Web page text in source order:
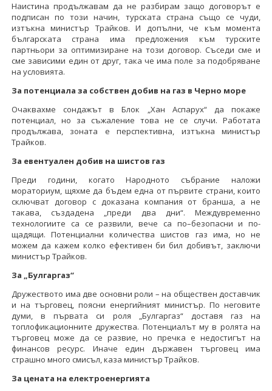
Наистина продължавам да не разбирам защо договорът е
подписан по този начин, турската страна също се чуди,
изтъкна министър Трайков. И допълни, че към момента
българската страна има предложения към турските
партньори за оптимизиране на този договор. Съседи сме и
сме зависими един от друг, така че има поле за подобряване
на условията.
За потенциала за собствен добив на газ в Черно море
Очаквахме сондажът в Блок „Хан Аспарух“ да покаже
потенциал, но за съжаление това не се случи. Работата
продължава, зоната е перспективна, изтъкна министър
Трайков.
За евентуален добив на шистов газ
Преди години, когато Народното събрание наложи
мораториум, щяхме да бъдем една от първите страни, които
сключват договор с доказана компания от бранша, а не
такава, създадена „преди два дни“. Междувременно
технологиите са се развили, вече са по–безопасни и по-
щадящи. Потенциални количества шистов газ има, но не
можем да кажем колко ефективен би бил добивът, заключи
министър Трайков.
За „Булгаргаз“
Дружеството има две основни роли – на обществен доставчик
и на търговец, поясни енергийният министър. По неговите
думи, в първата си роля „Булгаргаз“ доставя газ на
топлофикационните дружества. Потенциалът му в ролята на
търговец може да се развие, но пречка е недостигът на
финансов ресурс. Иначе един държавен търговец има
страшно много смисъл, каза министър Трайков.
За цената на електроенергията